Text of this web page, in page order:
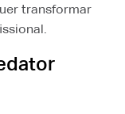
transformar